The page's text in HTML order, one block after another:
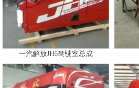
一汽解放JH6驾驶室总成